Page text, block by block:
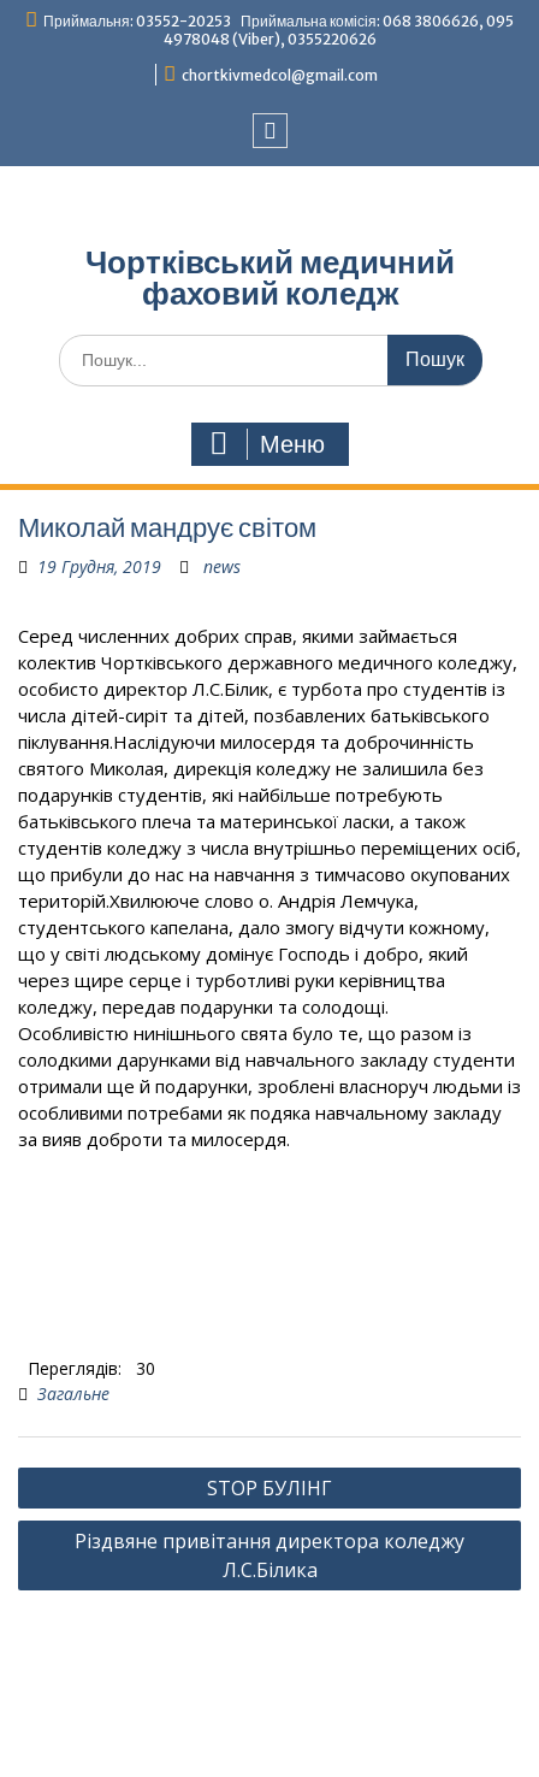
ПерейтиПриймальня: 03552-20253 Приймальна комісія: 068 3806626, 095
4978048 (Viber), 0355220626
chortkivmedcol@gmail.com
Чортківський медичний
фаховий коледж
Шукати:
Меню
Миколай мандрує світом
19 Грудня, 2019 news
Cеред численних добрих справ, якими займається
колектив Чортківського державного медичного коледжу,
особисто директор Л.С.Білик, є турбота про студентів із
числа дітей-сиріт та дітей, позбавлених батьківського
піклування.Наслідуючи милосердя та доброчинність
святого Миколая, дирекція коледжу не залишила без
подарунків студентів, які найбільше потребують
батьківського плеча та материнської ласки, а також
студентів коледжу з числа внутрішньо переміщених осіб,
що прибули до нас на навчання з тимчасово окупованих
територій.Хвилююче слово о. Андрія Лемчука,
студентського капелана, дало змогу відчути кожному,
що у світі людському домінує Господь і добро, який
через щире серце і турботливі руки керівництва
коледжу, передав подарунки та солодощі.
Особливістю нинішнього свята було те, що разом із
солодкими дарунками від навчального закладу студенти
отримали ще й подарунки, зроблені власноруч людьми із
особливими потребами як подяка навчальному закладу
за вияв доброти та милосердя.
Переглядів:
30
Загальне
Навігація
записів
STOP БУЛІНГ
Різдвяне привітання директора коледжу
Л.С.Білика